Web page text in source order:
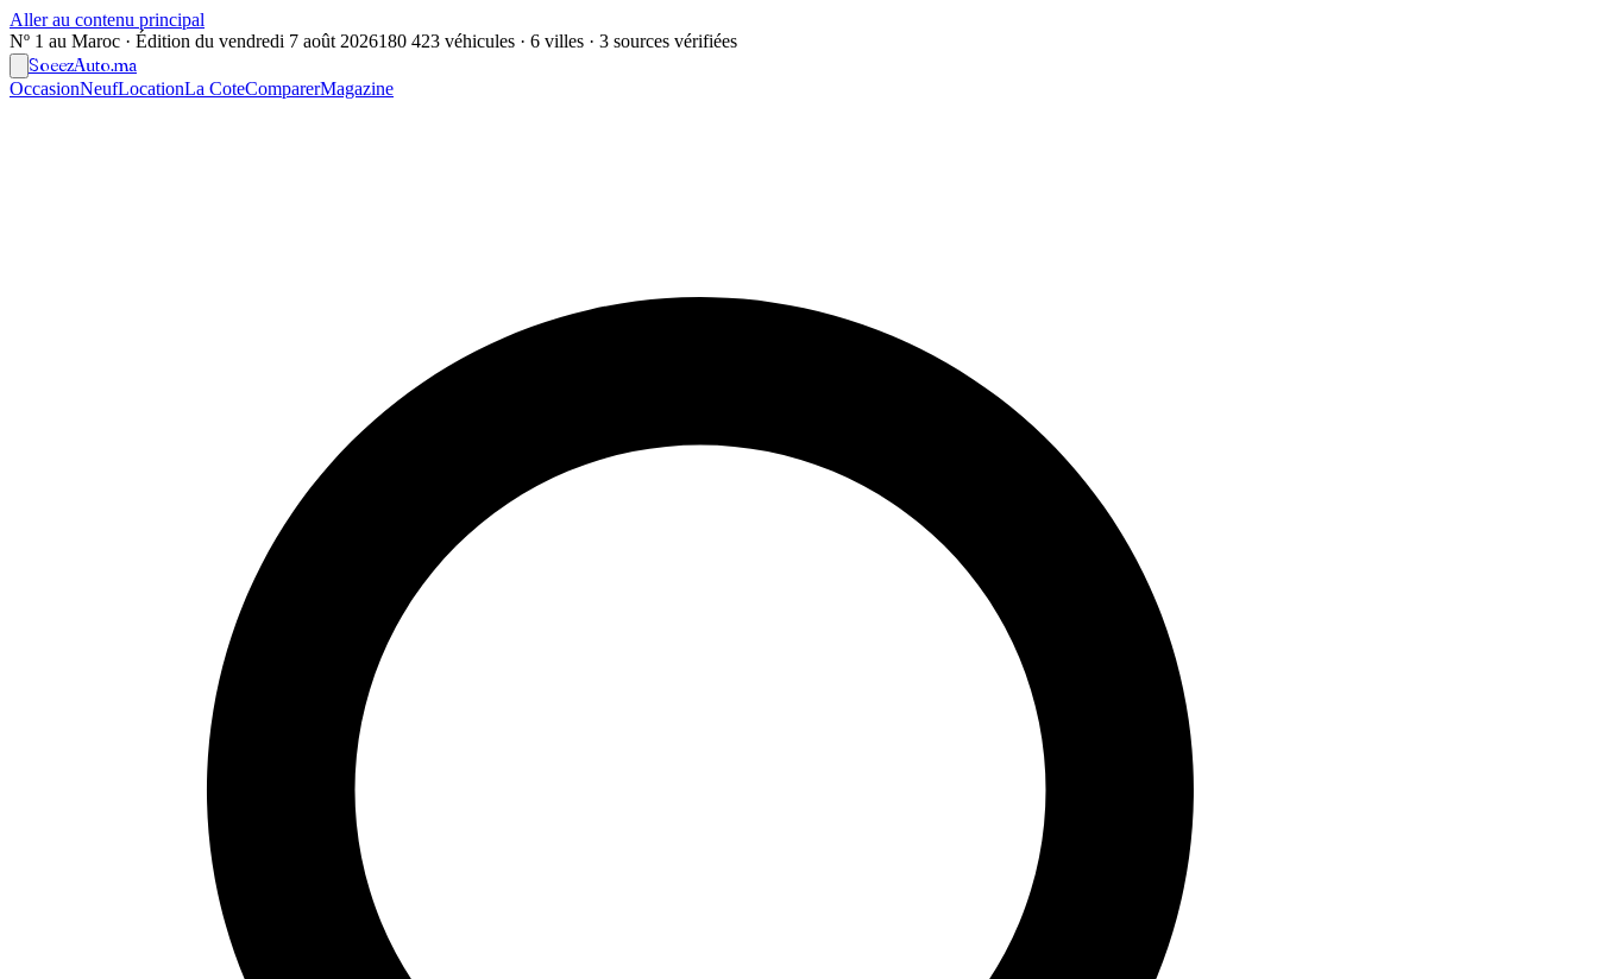
Aller au contenu principal
Nº 1 au Maroc · Édition du vendredi 7 août 2026180 423 véhicules · 6 villes · 3 sources vérifiées
SoeezAuto.ma
OccasionNeufLocationLa CoteComparerMagazine